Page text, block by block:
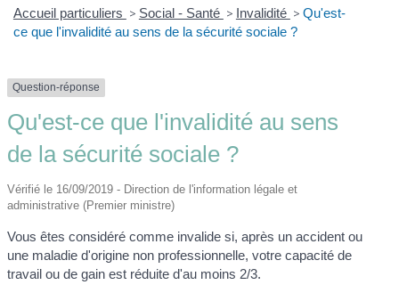
Accueil particuliers > Social - Santé > Invalidité > Qu'est-
ce que l'invalidité au sens de la sécurité sociale ?
Question-réponse
Qu'est-ce que l'invalidité au sens
de la sécurité sociale ?
Vérifié le 16/09/2019 - Direction de l'information légale et
administrative (Premier ministre)
Vous êtes considéré comme invalide si, après un accident ou
une maladie d'origine non professionnelle, votre capacité de
travail ou de gain est réduite d'au moins 2/3.